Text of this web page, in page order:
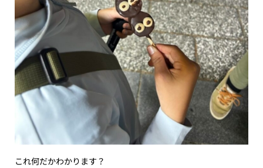
これ何だかわかります？